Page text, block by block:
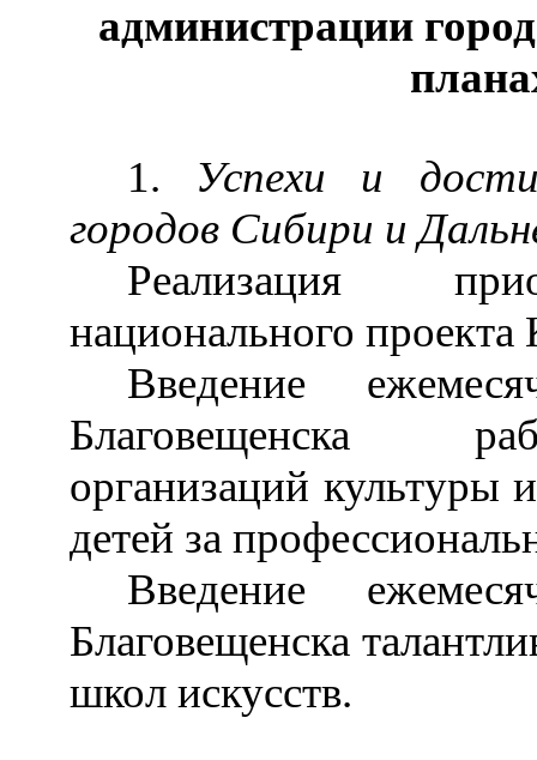
администрации
1. Успехи и
городов Сибири и
Реализация
национального проекта
Введение
Благовещенска
организаций культуры
детей за
Введение
Благовещенска
школ искусств.